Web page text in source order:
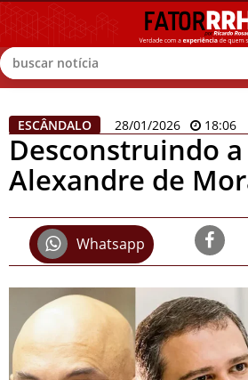
Buscar
ESCÂNDALO 28/01/2026 18:06
Desconstruindo
Alexandre de
Whatsapp